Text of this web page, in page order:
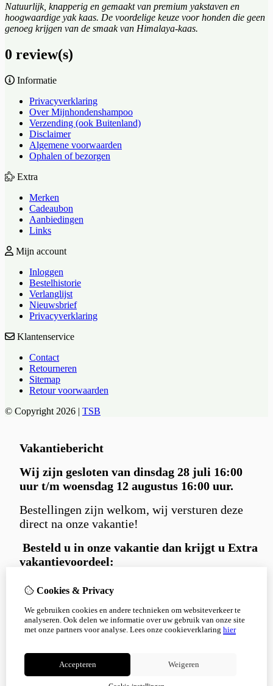
Natuurlijk, knapperig en gemaakt van premium yakstaven en
hoogwaardige yak kaas. De voordelige keuze voor honden die geen
genoeg krijgen van de smaak van Himalaya-kaas.
0 review(s)
Informatie
Privacyverklaring
Over Mijnhondenshampoo
Verzending (ook Buitenland)
Disclaimer
Algemene voorwaarden
Ophalen of bezorgen
Extra
Merken
Cadeaubon
Aanbiedingen
Links
Mijn account
Inloggen
Bestelhistorie
Verlanglijst
Nieuwsbrief
Privacyverklaring
Klantenservice
Contact
Retourneren
Sitemap
Retour voorwaarden
© Copyright 2026 | TSB
Cookies & Privacy
We gebruiken cookies en andere technieken om websiteverkeer te
analyseren. Ook delen we informatie over uw gebruik van onze site
met onze partners voor analyse. Lees onze cookieverklaring hier
Accepteren Weigeren
Vakantiebericht
Wij zijn gesloten van dinsdag 28 juli 16:00
uur t/m woensdag 12 augustus 16:00 uur.
Bestellingen zijn welkom, wij versturen deze
direct na onze vakantie!
Besteld u in onze vakantie dan krijgt u Extra
vakantievoordeel:
Gratis Carniwell hondensnack extraatje
bij iedere bestelling.
en 5% kortingmet kortingscode:
Korting5%
Bedankt voor je begrip en alvast een fijne